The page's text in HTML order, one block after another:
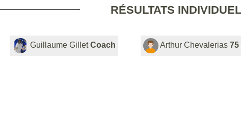
RÉSULTATS
Guillaume GilletCoach Arthur Chevalerias 75